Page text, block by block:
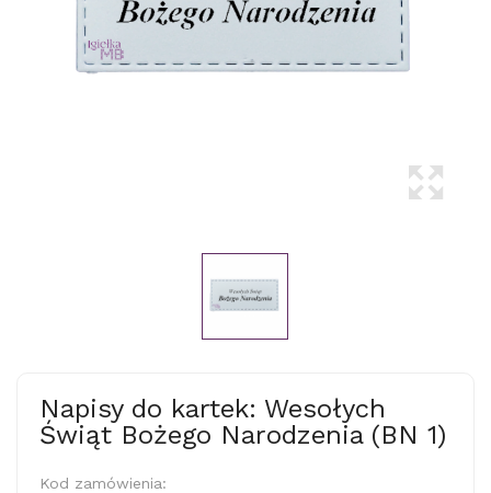
Napisy do kartek: Wesołych
Świąt Bożego Narodzenia (BN 1)
Kod zamówienia: